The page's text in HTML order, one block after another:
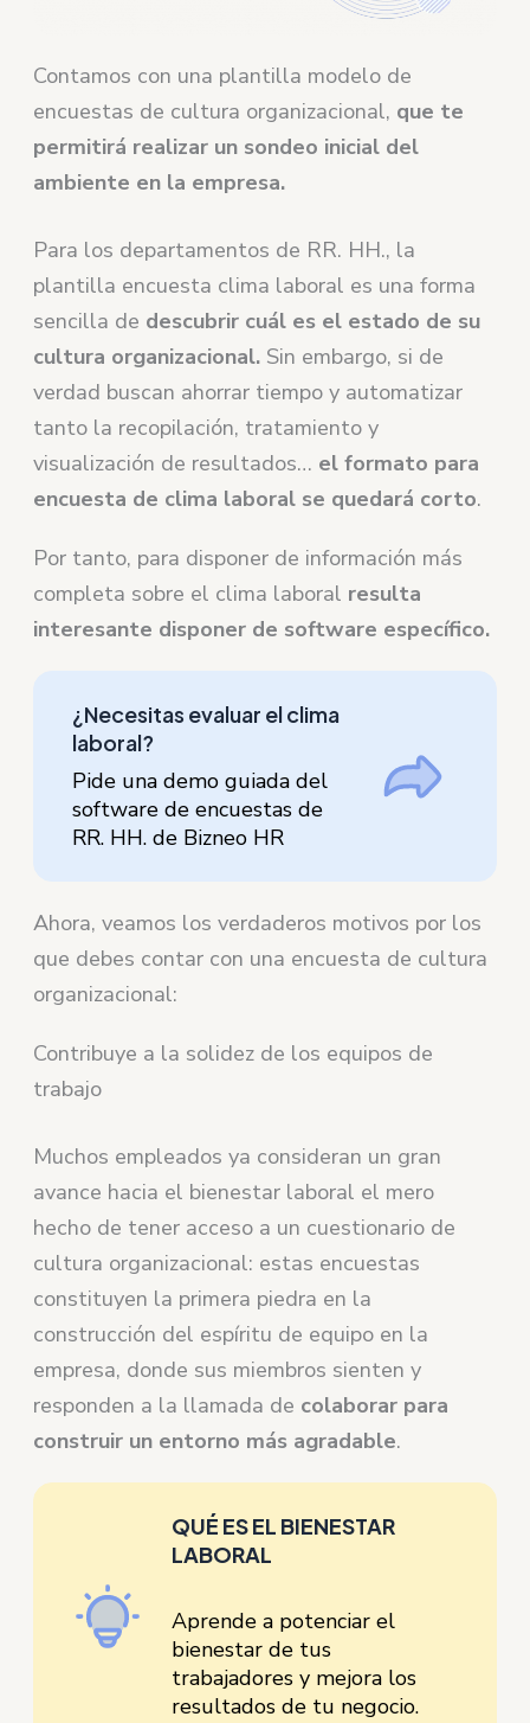
Contamos con una plantilla modelo de
encuestas de cultura organizacional, que te
permitirá realizar un sondeo inicial del
ambiente en la empresa.
Para los departamentos de RR. HH., la
plantilla encuesta clima laboral es una forma
sencilla de descubrir cuál es el estado de su
cultura organizacional. Sin embargo, si de
verdad buscan ahorrar tiempo y automatizar
tanto la recopilación, tratamiento y
visualización de resultados… el formato para
encuesta de clima laboral se quedará corto.
Por tanto, para disponer de información más
completa sobre el clima laboral resulta
interesante disponer de software específico.
¿Necesitas evaluar el clima
laboral?
Pide una demo guiada del
software de encuestas de
RR. HH. de Bizneo HR
Ahora, veamos los verdaderos motivos por los
que debes contar con una encuesta de cultura
organizacional:
Contribuye a la solidez de los equipos de
trabajo
Muchos empleados ya consideran un gran
avance hacia el bienestar laboral el mero
hecho de tener acceso a un cuestionario de
cultura organizacional: estas encuestas
constituyen la primera piedra en la
construcción del espíritu de equipo en la
empresa, donde sus miembros sienten y
responden a la llamada de colaborar para
construir un entorno más agradable.
QUÉ ES EL BIENESTAR
LABORAL
Aprende a potenciar el
bienestar de tus
trabajadores y mejora los
resultados de tu negocio.